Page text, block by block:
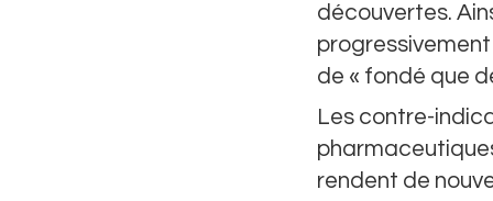
découvertes.
de « fondé que
Les contre-
rendent de